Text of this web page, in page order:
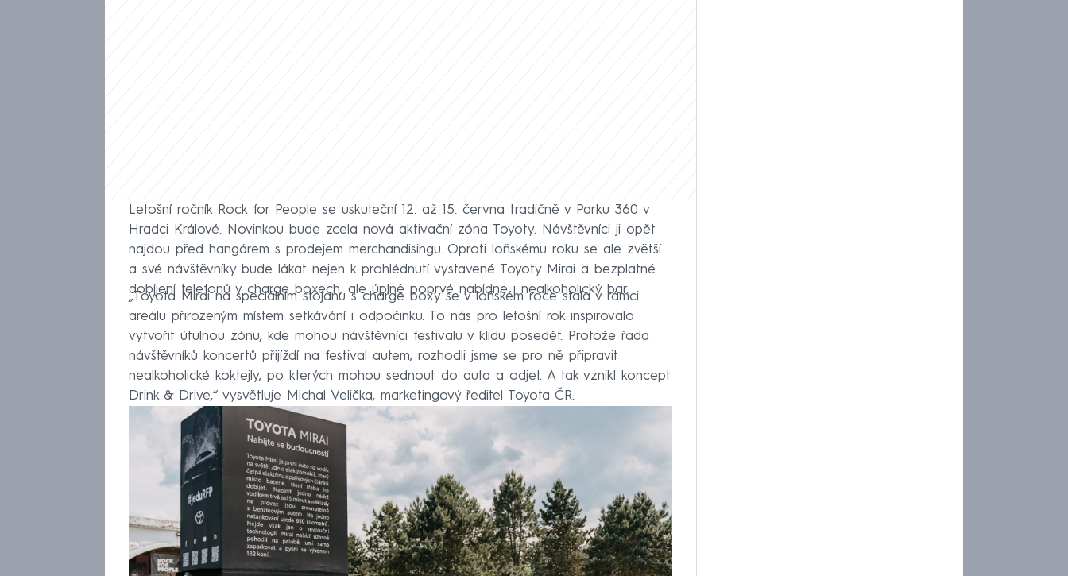
Letošní ročník Rock for People se uskuteční 12. až 15. června tradičně v Parku 360 v
Hradci Králové. Novinkou bude zcela nová aktivační zóna Toyoty. Návštěvníci ji opět
najdou před hangárem s prodejem merchandisingu. Oproti loňskému roku se ale zvětší
a své návštěvníky bude lákat nejen k prohlédnutí vystavené Toyoty Mirai a bezplatné
dobíjení telefonů v charge boxech, ale úplně poprvé nabídne i nealkoholický bar.
„Toyota Mirai na speciálním stojanu s charge boxy se v loňském roce stala v rámci
areálu přirozeným místem setkávání i odpočinku. To nás pro letošní rok inspirovalo
vytvořit útulnou zónu, kde mohou návštěvníci festivalu v klidu posedět. Protože řada
návštěvníků koncertů přijíždí na festival autem, rozhodli jsme se pro ně připravit
nealkoholické koktejly, po kterých mohou sednout do auta a odjet. A tak vznikl koncept
Drink & Drive,“ vysvětluje Michal Velička, marketingový ředitel Toyota ČR.